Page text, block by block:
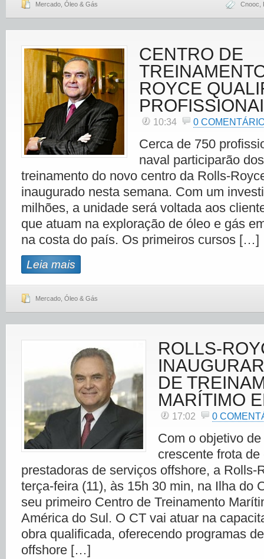
Mercado Óleo & Gás Cnooc
CENTRO DE
ROYCE
10:34 0
Cerca de 750
naval participarão
treinamento do novo centro da Rolls-
inaugurado nesta semana. Com um
milhões, a unidade será voltada aos
que atuam na exploração de óleo e gás
na costa do país. Os primeiros cursos […]
Leia mais
Mercado Óleo & Gás
ROLLS-
DE
MARÍTIMO
17:02 0
Com o objetivo
crescente frota
prestadoras de serviços offshore, a Rolls-
terça-feira (11), às 15h 30 min, na Ilha do
seu primeiro Centro de Treinamento
América do Sul. O CT vai atuar na
obra qualificada, oferecendo programas
offshore […]